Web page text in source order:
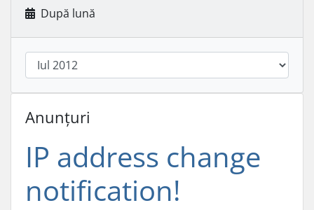
După lună
Anunțuri
IP address change
notification!